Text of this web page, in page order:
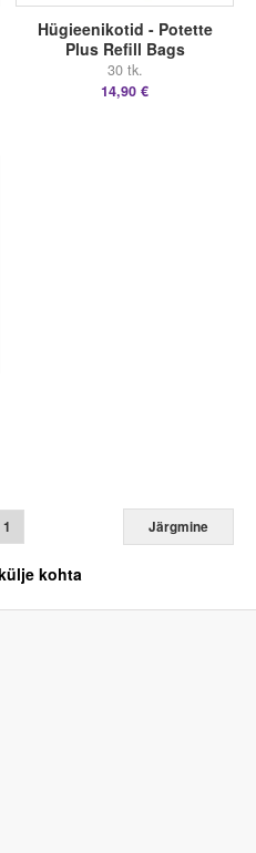
Hügieenikotid - Potette
Plus Refill Bags
30 tk.
14,90 €
1 Järgmine
kohta